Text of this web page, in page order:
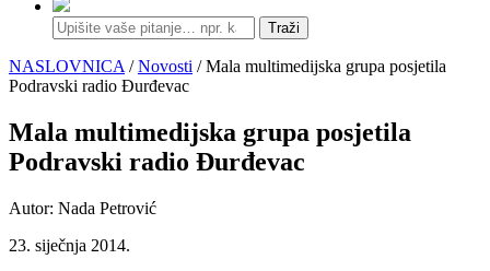
Traži
NASLOVNICA /Novosti / Mala multimedijska grupa posjetila
Podravski radio Đurđevac
Mala multimedijska grupa posjetila
Podravski radio Đurđevac
Autor: Nada Petrović
23. siječnja 2014.